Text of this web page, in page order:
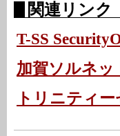
関連リンク
T-SS
加賀ソルネッ
トリニティ